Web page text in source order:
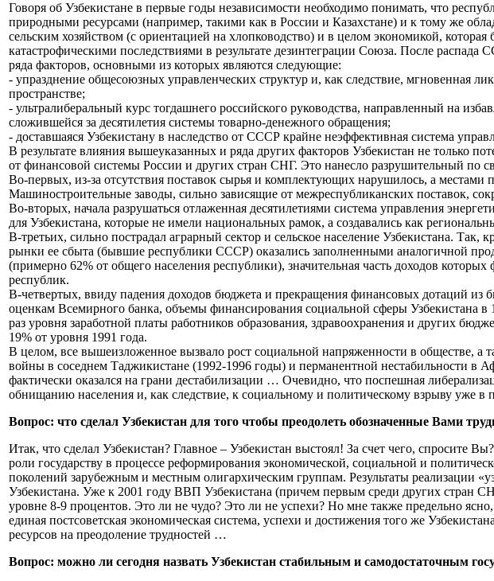
Говоря об Узбекистане в первые годы независимости необходимо понимать, что
природными ресурсами (например, такими как в России и Казахстане) и к тому же
сельским хозяйством (с ориентацией на хлопководство) и в целом экономикой,
катастрофическими последствиями в результате дезинтеграции Союза. После
ряда факторов, основными из которых являются следующие:
- упразднение общесоюзных управленческих структур и, как следствие, мгновенная
пространстве;
- ультралиберальный курс тогдашнего российского руководства, направленный на
сложившейся за десятилетия системы товарно-денежного обращения;
- доставшаяся Узбекистану в наследство от СССР крайне неэффективная система
В результате влияния вышеуказанных и ряда других факторов Узбекистан не только
от финансовой системы России и других стран СНГ. Это нанесло разрушительный по
Во-первых, из-за отсутствия поставок сырья и комплектующих нарушилось, а
Машиностроительные заводы, сильно зависящие от межреспубликанских поставок,
Во-вторых, начала разрушаться отлаженная десятилетиями система управления
для Узбекистана, которые не имели национальных рамок, а создавались как
В-третьих, сильно пострадал аграрный сектор и сельское население Узбекистана.
рынки ее сбыта (бывшие республики СССР) оказались заполненными аналогичной
(примерно 62% от общего населения республики), значительная часть доходов
республик.
В-четвертых, ввиду падения доходов бюджета и прекращения финансовых дотаций из
оценкам Всемирного банка, объемы финансирования социальной сферы Узбекистана
раз уровня заработной платы работников образования, здравоохранения и других
19% от уровня 1991 года.
В целом, все вышеизложенное вызвало рост социальной напряженности в обществе,
войны в соседнем Таджикистане (1992-1996 годы) и перманентной нестабильности в
фактически оказался на грани дестабилизации … Очевидно, что поспешная
обнищанию населения и, как следствие, к социальному и политическому взрыву уже в
Вопрос: что сделал Узбекистан для того чтобы преодолеть обозначенные Вами
Итак, что сделал Узбекистан? Главное – Узбекистан выстоял! За счет чего, спросите
роли государству в процессе реформирования экономической, социальной и
поколений зарубежным и местным олигархическим группам. Результаты реализации
Узбекистана. Уже к 2001 году ВВП Узбекистана (причем первым среди других стран
уровне 8-9 процентов. Это ли не чудо? Это ли не успехи? Но мне также предельно
единая постсоветская экономическая система, успехи и достижения того же
ресурсов на преодоление трудностей …
Вопрос: можно ли сегодня назвать Узбекистан стабильным и самодостаточным